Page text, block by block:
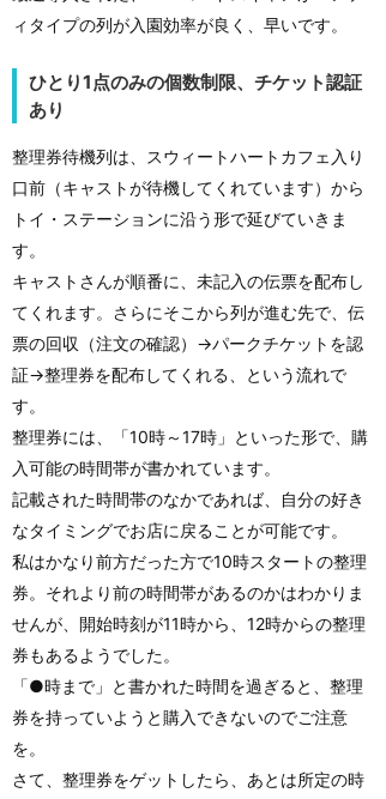
ィタイプの列が入園効率が良く、早いです。
ひとり1点のみの個数制限、チケット認証
あり
整理券待機列は、スウィートハートカフェ入り
口前（キャストが待機してくれています）から
トイ・ステーションに沿う形で延びていきま
す。
キャストさんが順番に、未記入の伝票を配布し
てくれます。さらにそこから列が進む先で、伝
票の回収（注文の確認）→パークチケットを認
証→整理券を配布してくれる、という流れで
す。
整理券には、「10時～17時」といった形で、購
入可能の時間帯が書かれています。
記載された時間帯のなかであれば、自分の好き
なタイミングでお店に戻ることが可能です。
私はかなり前方だった方で10時スタートの整理
券。それより前の時間帯があるのかはわかりま
せんが、開始時刻が11時から、12時からの整理
券もあるようでした。
「●時まで」と書かれた時間を過ぎると、整理
券を持っていようと購入できないのでご注意
を。
さて、整理券をゲットしたら、あとは所定の時